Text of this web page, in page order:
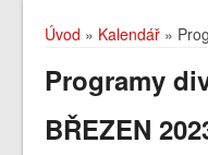
Úvod » Kalendář »
Programy
BŘEZEN